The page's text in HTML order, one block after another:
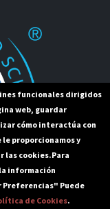
funcionales dirigidos
web, guardar
cómo interactúa con
proporcionamos y
las cookies.Para
información
Preferencias" Puede
de Cookies.